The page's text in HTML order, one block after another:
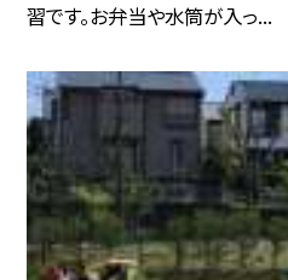
習です。お弁当や水筒が入っ...